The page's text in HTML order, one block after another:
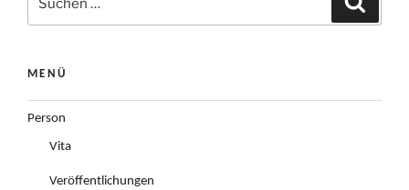
MENÜ
Person
Vita
Veröffentlichungen